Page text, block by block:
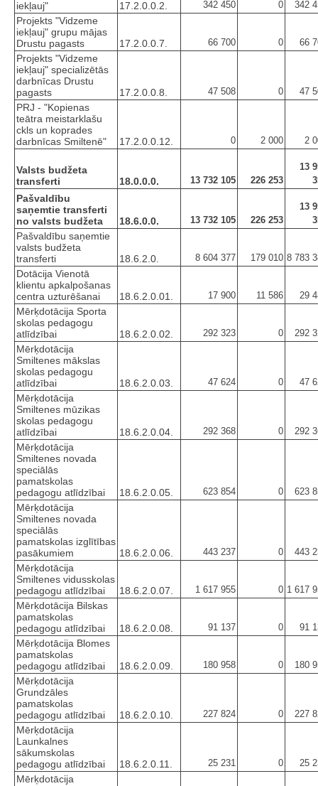
iekļauj"
17.2.0.0.2. 342 450 0 342
Projekts "Vidzeme
iekļauj" grupu mājas
Drustu pagasts
17.2.0.0.7. 66 700 0 66
Projekts "Vidzeme
iekļauj" specializētās
darbnīcas Drustu
pagasts
17.2.0.0.8. 47 508 0 47
PRJ - "Kopienas
teātra meistarklašu
ckls un koprades
darbnīcas Smiltenē"
17.2.0.0.12. 0 2 000 2
Valsts budžeta
transferti
18.0.0.0. 13 732 105 226 253
13
Pašvaldību
saņemtie transferti
no valsts budžeta
18.6.0.0. 13 732 105 226 253
13
Pašvaldību saņemtie
valsts budžeta
transferti
18.6.2.0. 8 604 377 179 010 8 783
Dotācija Vienotā
klientu apkalpošanas
centra uzturēšanai
18.6.2.0.01. 17 900 11 586 29
Mērķdotācija Sporta
skolas pedagogu
atlīdzībai
18.6.2.0.02. 292 323 0 292
Mērķdotācija
Smiltenes mākslas
skolas pedagogu
atlīdzībai
18.6.2.0.03. 47 624 0 47
Mērķdotācija
Smiltenes mūzikas
skolas pedagogu
atlīdzībai
18.6.2.0.04. 292 368 0 292
Mērķdotācija
Smiltenes novada
speciālās
pamatskolas
pedagogu atlīdzībai
18.6.2.0.05. 623 854 0 623
Mērķdotācija
Smiltenes novada
speciālās
pamatskolas izglītības
pasākumiem
18.6.2.0.06. 443 237 0 443
Mērķdotācija
Smiltenes vidusskolas
pedagogu atlīdzībai
18.6.2.0.07. 1 617 955 0 1 617
Mērķdotācija Bilskas
pamatskolas
pedagogu atlīdzībai
18.6.2.0.08. 91 137 0 91
Mērķdotācija Blomes
pamatskolas
pedagogu atlīdzībai
18.6.2.0.09. 180 958 0 180
Mērķdotācija
Grundzāles
pamatskolas
pedagogu atlīdzībai
18.6.2.0.10. 227 824 0 227
Mērķdotācija
Launkalnes
sākumskolas
pedagogu atlīdzībai
18.6.2.0.11. 25 231 0 25
Mērķdotācija